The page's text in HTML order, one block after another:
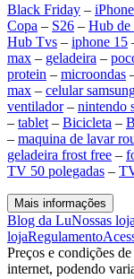
Black Friday –
Copa – S26 – Hub de
Hub Tvs – iphone 15
max – geladeira –
protein – microondas
max – celular
ventilador– nintendo
– tablet – Bicicleta –
– maquina de lavar
geladeira frost free –
TV 50 polegadas –
Mais informações
Blog da LuNossas
lojaRegulamento
Preços e condições
internet, podendo